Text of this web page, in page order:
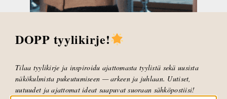
Marketta kukista. Oletko sinä jo istuttanut
HUOM: Jotta posti ehtii toimittamaan tuotteet
14.00 mennessä
Verkkokauppammepalvelee 24/7. Ennen klo. 14.00
DOPP tyylikirje!
Tilaa tyylikirje ja inspiroidu ajattomasta tyylistä sekä uusista
näkökulmista pukeutumiseen — arkeen ja juhlaan. Uutiset,
uutuudet ja ajattomat ideat saapuvat suoraan sähköpostiisi!